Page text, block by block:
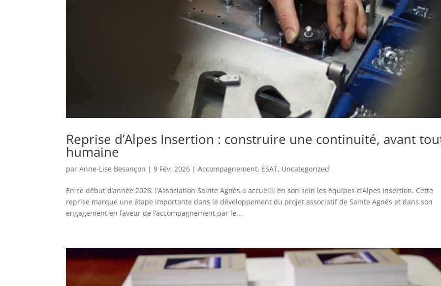
Reprise d’Alpes Insertion : construire une continuité, avant
humaine
parAnne-Lise Besançon |9 Fév, 2026 |Accompagnement, ESAT, Uncategorized
En ce début d’année 2026, l’Association Sainte Agnès a accueilli en son sein les équipes d’Alpes Insertion. Cette
reprise marque une étape importante dans le développement du projet associatif de Sainte Agnès et dans son
engagement en faveur de l’accompagnement par le...